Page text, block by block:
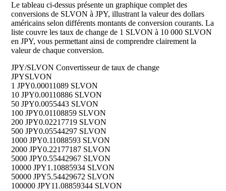
Le tableau ci-dessus présente un graphique complet des
conversions de SLVON à JPY, illustrant la valeur des dollars
américains selon différents montants de conversion courants. La
liste couvre les taux de change de 1 SLVON à 10 000 SLVON
en JPY, vous permettant ainsi de comprendre clairement la
valeur de chaque conversion.
JPY/SLVON Convertisseur de taux de change
JPYSLVON
1 JPY0.00011089 SLVON
10 JPY0.00110886 SLVON
50 JPY0.0055443 SLVON
100 JPY0.01108859 SLVON
200 JPY0.02217719 SLVON
500 JPY0.05544297 SLVON
1000 JPY0.11088593 SLVON
2000 JPY0.22177187 SLVON
5000 JPY0.55442967 SLVON
10000 JPY1.10885934 SLVON
50000 JPY5.54429672 SLVON
100000 JPY11.08859344 SLVON